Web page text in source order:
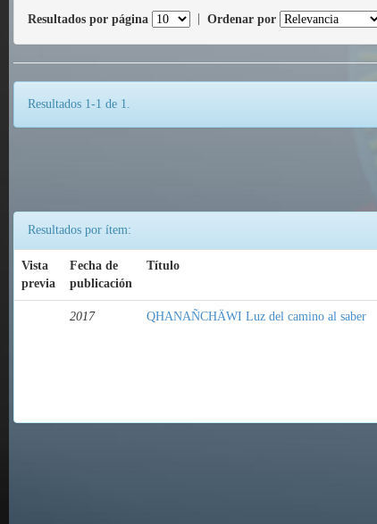
Resultados por página Ordenar por
Resultados 1-1 de 1.
Resultados por ítem:
Vista
previa
Fecha de
publicación
Título
2017 QHANAÑCHÄWI Luz del camino al saber